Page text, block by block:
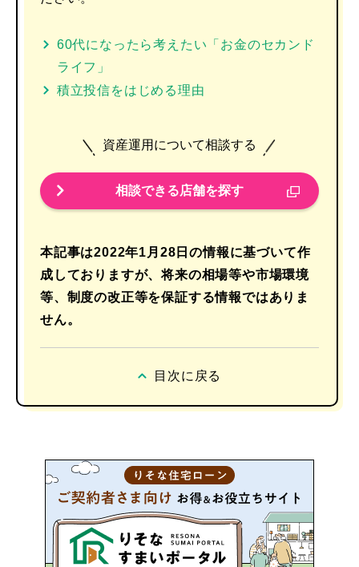
60代になったら考えたい「お金のセカンド
ライフ」
積立投信をはじめる理由
資産運用について相談する
相談できる店舗を探す
本記事は2022年1月28日の情報に基づいて作
成しておりますが、将来の相場等や市場環境
等、制度の改正等を保証する情報ではありま
せん。
目次に戻る